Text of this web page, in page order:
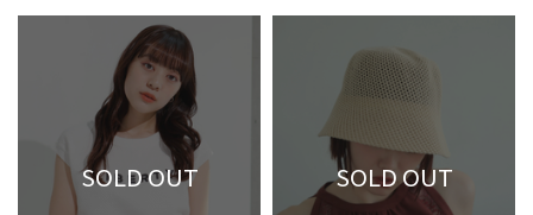
SOLD OUT SOLD OUT